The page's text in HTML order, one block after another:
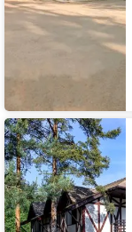
База
отдыха
Фрегат